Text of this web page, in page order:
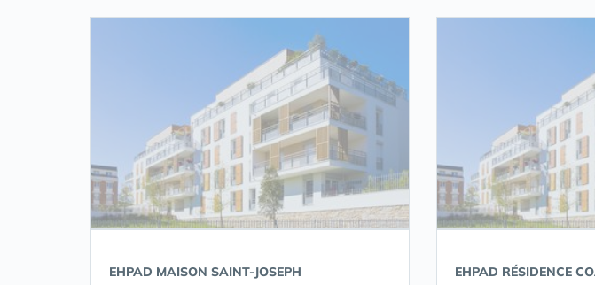
EHPAD MAISON SAINT-JOSEPH EHPAD RÉSIDENCE